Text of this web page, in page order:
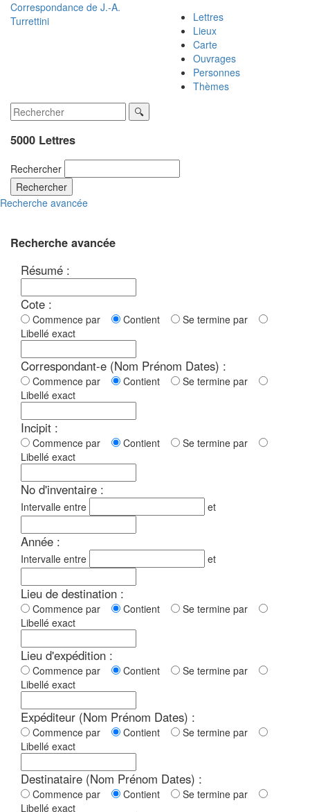
Correspondance de J.-A.
Turrettini
Lettres
Lieux
Carte
Ouvrages
Personnes
Thèmes
5000 Lettres
Rechercher
Rechercher
Recherche avancée
Recherche avancée
Résumé :
Cote :
Commence par Contient
Se termine par
Libellé exact
Correspondant-e (Nom Prénom Dates) :
Commence par Contient
Se termine par
Libellé exact
Incipit :
Commence par Contient
Se termine par
Libellé exact
No d'inventaire :
Intervalle entre et
Année :
Intervalle entre et
Lieu de destination :
Commence par Contient
Se termine par
Libellé exact
Lieu d'expédition :
Commence par Contient
Se termine par
Libellé exact
Expéditeur (Nom Prénom Dates) :
Commence par Contient
Se termine par
Libellé exact
Destinataire (Nom Prénom Dates) :
Commence par Contient
Se termine par
Libellé exact